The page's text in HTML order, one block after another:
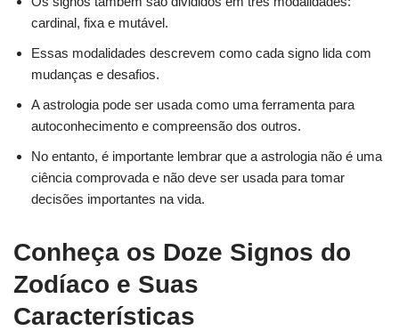
cardinal, fixa e mutável.
Essas modalidades descrevem como cada signo lida com
mudanças e desafios.
A astrologia pode ser usada como uma ferramenta para
autoconhecimento e compreensão dos outros.
No entanto, é importante lembrar que a astrologia não é uma
ciência comprovada e não deve ser usada para tomar
decisões importantes na vida.
Conheça os Doze Signos do
Zodíaco e Suas
Características